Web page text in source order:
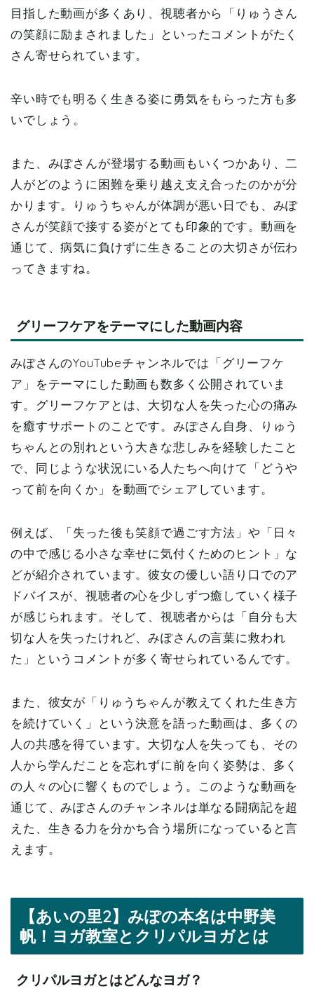
目指した動画が多くあり、視聴者から「りゅうさん
の笑顔に励まされました」といったコメントがたく
さん寄せられています。
辛い時でも明るく生きる姿に勇気をもらった方も多
いでしょう。
また、みぽさんが登場する動画もいくつかあり、二
人がどのように困難を乗り越え支え合ったのかが分
かります。りゅうちゃんが体調が悪い日でも、みぽ
さんが笑顔で接する姿がとても印象的です。動画を
通じて、病気に負けずに生きることの大切さが伝わ
ってきますね。
グリーフケアをテーマにした動画内容
みぽさんのYouTubeチャンネルでは「グリーフケ
ア」をテーマにした動画も数多く公開されていま
す。グリーフケアとは、大切な人を失った心の痛み
を癒すサポートのことです。みぽさん自身、りゅう
ちゃんとの別れという大きな悲しみを経験したこと
で、同じような状況にいる人たちへ向けて「どうや
って前を向くか」を動画でシェアしています。
例えば、「失った後も笑顔で過ごす方法」や「日々
の中で感じる小さな幸せに気付くためのヒント」な
どが紹介されています。彼女の優しい語り口でのア
ドバイスが、視聴者の心を少しずつ癒していく様子
が感じられます。そして、視聴者からは「自分も大
切な人を失ったけれど、みぽさんの言葉に救われ
た」というコメントが多く寄せられているんです。
また、彼女が「りゅうちゃんが教えてくれた生き方
を続けていく」という決意を語った動画は、多くの
人の共感を得ています。大切な人を失っても、その
人から学んだことを忘れずに前を向く姿勢は、多く
の人々の心に響くものでしょう。このような動画を
通じて、みぽさんのチャンネルは単なる闘病記を超
えた、生きる力を分かち合う場所になっていると言
えます。
【あいの里2】みぽの本名は中野美
帆！ヨガ教室とクリパルヨガとは
クリパルヨガとはどんなヨガ？